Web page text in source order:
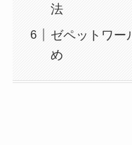
法
ゼペットワー
め